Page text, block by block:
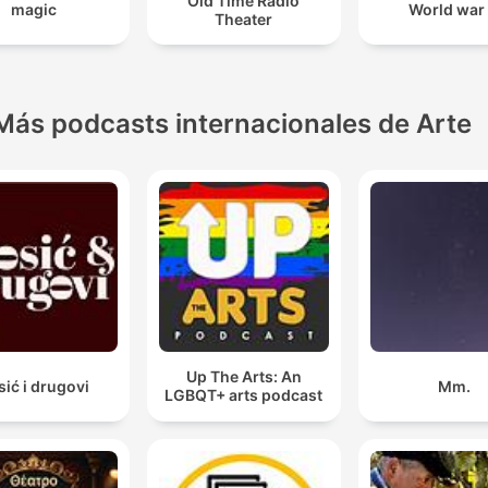
magic
Theater
World war
podcasts internacionales de Arte
i drugovi
Up The Arts: An
LGBQT+ arts podcast
Mm.